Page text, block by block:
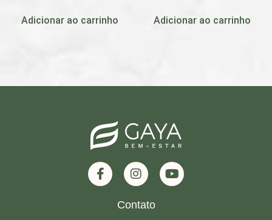
Adicionar ao carrinho Adicionar ao carrinho
Contato